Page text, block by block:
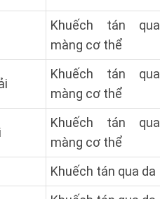
Khuếch tán qua
màng cơ thể
Khuếch tán qua
màng cơ thể
Khuếch tán qua
màng cơ thể
Khuếch tán qua da